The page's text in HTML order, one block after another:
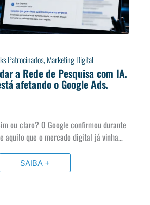
Patrocinados,Marketing Digital
a Rede de Pesquisa com IA.
afetando o Google Ads.
ou claro? O Google confirmou durante
aquilo que o mercado digital já vinha…
SAIBA +